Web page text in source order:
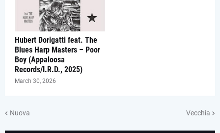
Hubert Dorigatti feat. The
Blues Harp Masters – Poor
Boy (Appaloosa
Records/I.R.D., 2025)
March 30, 2026
Nuova Vecchia